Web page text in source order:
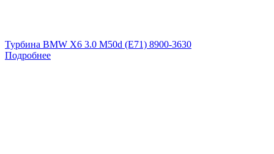
Турбина BMW X6 3.0 M50d (E71) 8900-3630
Подробнее